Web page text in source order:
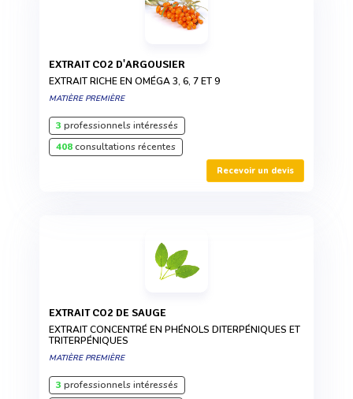
EXTRAIT CO2 D'ARGOUSIER
EXTRAIT RICHE EN OMÉGA 3, 6, 7 ET 9
MATIÈRE PREMIÈRE
3 professionnels intéressés
408consultations récentes
Recevoir un devis
EXTRAIT CO2 DE SAUGE
EXTRAIT CONCENTRÉ EN PHÉNOLS DITERPÉNIQUES ET
TRITERPÉNIQUES
MATIÈRE PREMIÈRE
3 professionnels intéressés